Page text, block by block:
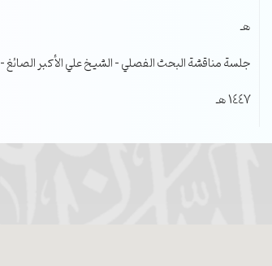
هـ
جلسة مناقشة البحث الفصلي – الشيخ علي الأكبر الصائغ –
1447 هـ